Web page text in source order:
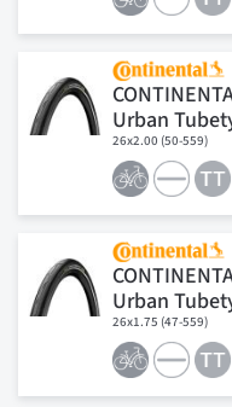
Urban
26x2.00 (50-559)
Urban
26x1.75 (47-559)